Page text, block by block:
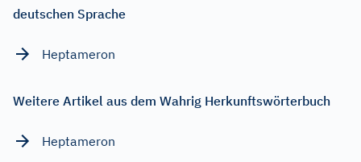
deutschen Sprache
Heptameron
Weitere Artikel aus dem Wahrig Herkunftswörterbuch
Heptameron